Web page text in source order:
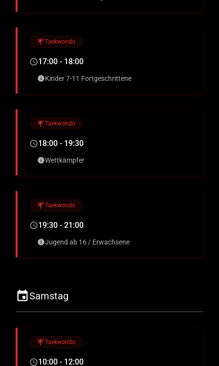
sports_martial_artsTaekwondo
schedule17:00 - 18:00
infoKinder 7-11 Fortgeschrittene
sports_martial_artsTaekwondo
schedule18:00 - 19:30
infoWettkämpfer
sports_martial_artsTaekwondo
schedule19:30 - 21:00
infoJugend ab 16 / Erwachsene
eventSamstag
sports_martial_artsTaekwondo
schedule10:00 - 12:00